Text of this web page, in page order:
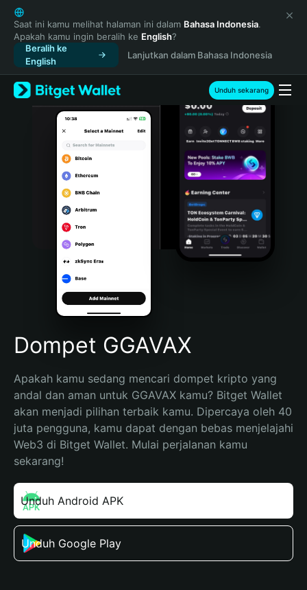
English
日本語
Tiếng Việt
Русский
Español (Latinoamérica)
Türkçe
Italiano
Português (Portugal)
Bahasa Indonesia
Português (Brasil)
Español (Argentina)
Saat ini kamu melihat halaman ini dalam Bahasa Indonesia.
Apakah kamu ingin beralih ke English?
Beralih ke
English
Lanjutkan dalam Bahasa Indonesia
Unduh sekarang
Dompet GGAVAX
Apakah kamu sedang mencari dompet kripto yang
andal dan aman untuk GGAVAX kamu? Bitget Wallet
akan menjadi pilihan terbaik kamu. Dipercaya oleh 40
juta pengguna, kamu dapat dengan bebas menjelajahi
Web3 di Bitget Wallet. Mulai perjalanan kamu
sekarang!
Unduh Android APK
Unduh Google Play